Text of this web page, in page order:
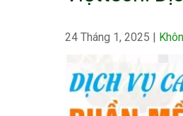
24 Tháng 1, 2025 |